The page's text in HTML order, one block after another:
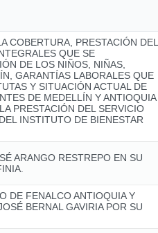
COBERTURA, PRESTACIÓN DEL
QUE SE
DE LOS NIÑOS, NIÑAS,
GARANTÍAS LABORALES QUE
Y SITUACIÓN ACTUAL DE
DE MEDELLÍN Y ANTIOQUIA
PRESTACIÓN DEL SERVICIO
INSTITUTO DE BIENESTAR
ARANGO RESTREPO EN SU
DE FENALCO ANTIOQUIA Y
BERNAL GAVIRIA POR SU